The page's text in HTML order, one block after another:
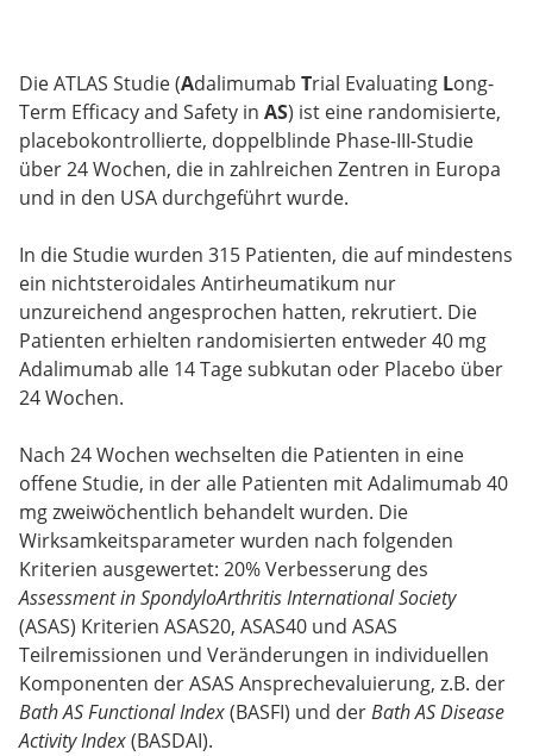
Die ATLAS Studie (Adalimumab Trial Evaluating Long-
Term Efficacy and Safety in AS) ist eine randomisierte,
placebokontrollierte, doppelblinde Phase-III-Studie
über 24 Wochen, die in zahlreichen Zentren in Europa
und in den USA durchgeführt wurde.
In die Studie wurden 315 Patienten, die auf mindestens
ein nichtsteroidales Antirheumatikum nur
unzureichend angesprochen hatten, rekrutiert. Die
Patienten erhielten randomisierten entweder 40 mg
Adalimumab alle 14 Tage subkutan oder Placebo über
24 Wochen.
Nach 24 Wochen wechselten die Patienten in eine
offene Studie, in der alle Patienten mit Adalimumab 40
mg zweiwöchentlich behandelt wurden. Die
Wirksamkeitsparameter wurden nach folgenden
Kriterien ausgewertet: 20% Verbesserung des
Assessment in SpondyloArthritis International Society
(ASAS) Kriterien ASAS20, ASAS40 und ASAS
Teilremissionen und Veränderungen in individuellen
Komponenten der ASAS Ansprechevaluierung, z.B. der
Bath AS Functional Index(BASFI) und derBath AS Disease
Activity Index(BASDAI).